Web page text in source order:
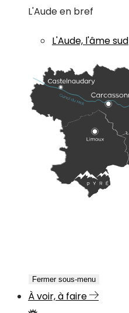
L'Aude en bref
L'Aude, l'âme sud
Fermer sous-menu
À voir, à faire